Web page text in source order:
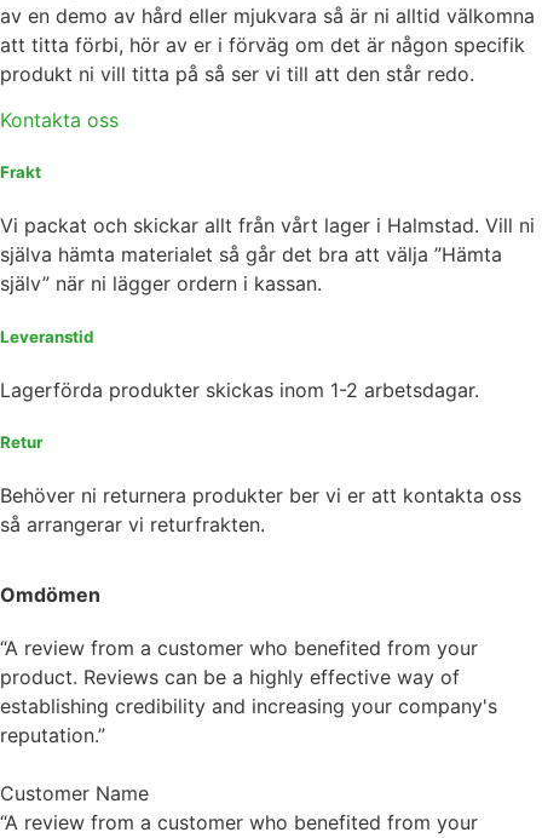
av en demo av hård eller mjukvara så är ni alltid välkomna
att titta förbi, hör av er i förväg om det är någon specifik
produkt ni vill titta på så ser vi till att den står redo.
Kontakta oss
Frakt
Vi packat och skickar allt från vårt lager i Halmstad. Vill ni
själva hämta materialet så går det bra att välja ”Hämta
själv” när ni lägger ordern i kassan.
Leveranstid
Lagerförda produkter skickas inom 1-2 arbetsdagar.
Retur
Behöver ni returnera produkter ber vi er att kontakta oss
så arrangerar vi returfrakten.
Omdömen
“A review from a customer who benefited from your
product. Reviews can be a highly effective way of
establishing credibility and increasing your company's
reputation.”
Customer Name
“A review from a customer who benefited from your